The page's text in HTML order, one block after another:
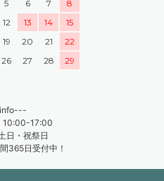
5 6 7
8
12 13 14
15
19 20 21
22
26 27 28
29
10:00-17:00
日・祝祭日
365日受付中！